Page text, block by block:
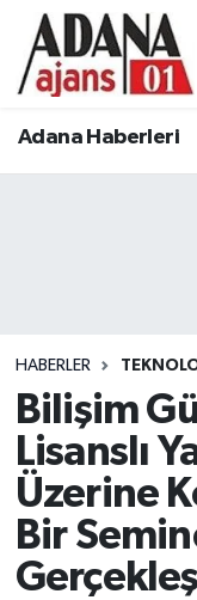
Adana Haberleri
HABERLER
Bilişim
Lisanslı
Üzerine
Bir
Adana
Eğitim
Siyaset
Ekonomi
Kadın
Adana
Tüm Manşetler
Son Dakika
Haber Arşivi